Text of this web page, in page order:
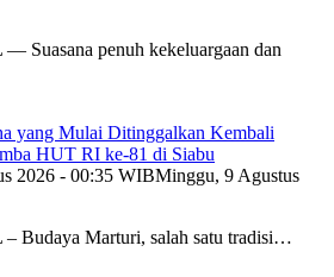
penuh kekeluargaan dan
yang Mulai Ditinggalkan Kembali
HUT RI ke-81 di Siabu
2026 - 00:35 WIBMinggu, 9 Agustus
Budaya Marturi, salah satu tradisi…